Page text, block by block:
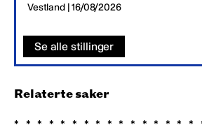
Vestland | 16/08/2026
Se alle stillinger
Relaterte saker